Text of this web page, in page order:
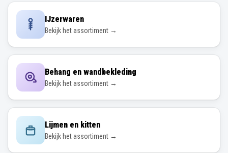
IJzerwaren
Bekijk het assortiment →
Behang en wandbekleding
Bekijk het assortiment →
Lijmen en kitten
Bekijk het assortiment →